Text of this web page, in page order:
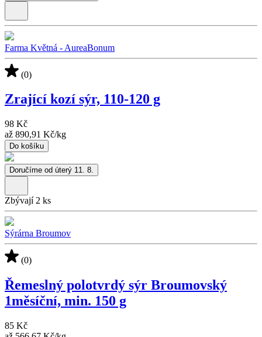
Farma Květná - AureaBonum
(0)
Zrající kozí sýr, 110-120 g
98 Kč
až 890,91 Kč/kg
Do košíku
Doručíme od úterý 11. 8.
Zbývají 2 ks
Sýrárna Broumov
(0)
Řemeslný polotvrdý sýr Broumovský
1měsíční, min. 150 g
85 Kč